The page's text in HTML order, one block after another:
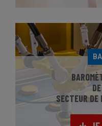
SECTEUR DE